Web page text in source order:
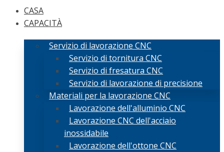
CASA
CAPACITÀ
Servizio di lavorazione CNC
Servizio di tornitura CNC
Servizio di fresatura CNC
Servizio di lavorazione di precisione
Materiali per la lavorazione CNC
Lavorazione dell'alluminio CNC
Lavorazione CNC dell'acciaio
inossidabile
Lavorazione dell'ottone CNC